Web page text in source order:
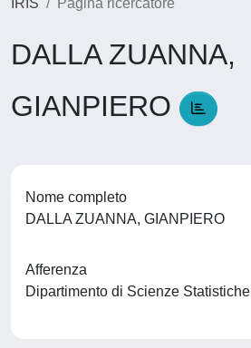
IRIS Pagina ricercatore
DALLA ZUANNA,
GIANPIERO
Nome completo
DALLA ZUANNA, GIANPIERO
Afferenza
Dipartimento di Scienze Statistiche